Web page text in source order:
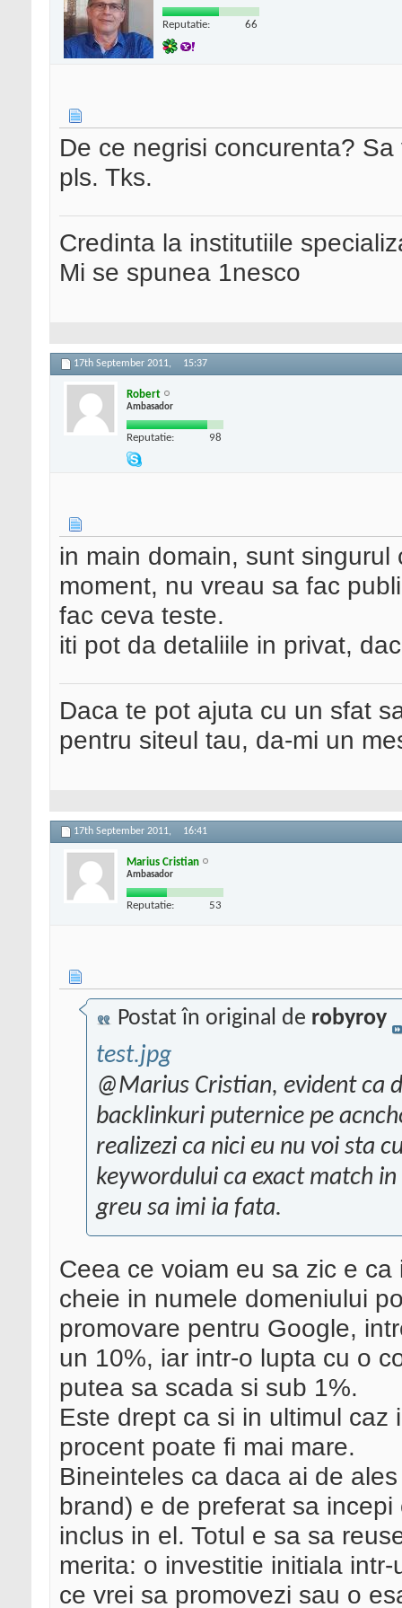
Reputatie: 66
De ce negrisi concurenta?
pls. Tks.
Credinta la institutiile
Mi se spunea 1nesco
17th September 2011, 15:37
Robert
Ambasador
Reputatie: 98
in main domain, sunt
moment, nu vreau sa fac
fac ceva teste.
iti pot da detaliile in privat,
Daca te pot ajuta cu un sfat
pentru siteul tau, da-mi un
17th September 2011, 16:41
Marius Cristian
Ambasador
Reputatie: 53
Postat în original de robyroy
test.jpg
@Marius Cristian, evident ca
backlinkuri puternice pe
realizezi ca nici eu nu voi sta
keywordului ca exact match
greu sa imi ia fata.
Ceea ce voiam eu sa zic e
cheie in numele domeniului
promovare pentru Google,
un 10%, iar intr-o lupta cu o
putea sa scada si sub 1%.
Este drept ca si in ultimul
procent poate fi mai mare.
Bineinteles ca daca ai de
brand) e de preferat sa
inclus in el. Totul e sa sa
merita: o investitie initiala
ce vrei sa promovezi sau o